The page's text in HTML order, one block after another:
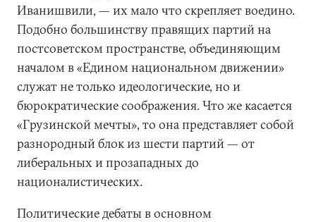
Иванишвили, — их мало что скрепляет воедино.
Подобно большинству правящих партий на
постсоветском пространстве, объединяющим
началом в «Едином национальном движении»
служат не только идеологические, но и
бюрократические соображения. Что же касается
«Грузинской мечты», то она представляет собой
разнородный блок из шести партий — от
либеральных и прозападных до
националистических.
Политические дебаты в основном